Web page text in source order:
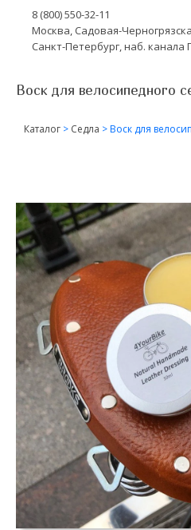
8 (800) 550-32-11
Москва, Садовая-
Санкт-Петербург, наб. канала
Воск для велосипедного
Каталог > Седла >Воск для